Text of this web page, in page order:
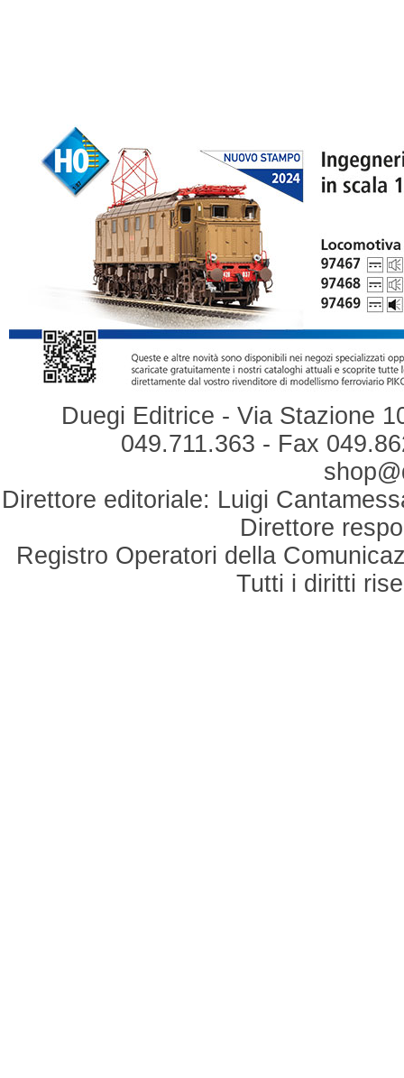
Duegi Editrice - Via Stazione
049.711.363 - Fax
Direttore editoriale: Luigi
Direttore
Registro Operatori della
Tutti i diritti